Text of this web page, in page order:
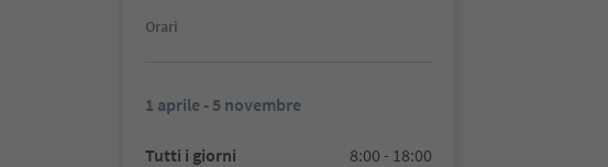
Orari
1 aprile - 5 novembre
Tutti i giorni 8:00 - 18:00